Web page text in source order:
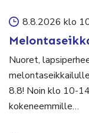
8.8.2026 klo
Nuoret,
8.8! Noin klo 10-
kokeneemmille…